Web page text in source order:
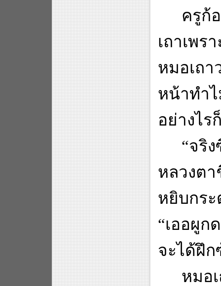
ครูก้
เถาเพร
หมอเถา
หน้าทำไ
อย่างไร
“จริ
หลวงต
หยิบกระ
“เออผูก
จะได้ฝึก
หมอ